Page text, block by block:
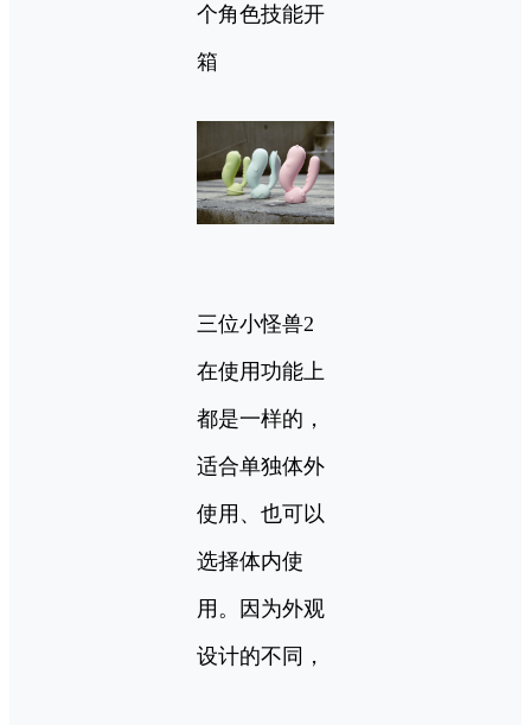
个角色技能开
箱
三位小怪兽2
在使用功能上
都是一样的，
适合单独体外
使用、也可以
选择体内使
用。因为外观
设计的不同，